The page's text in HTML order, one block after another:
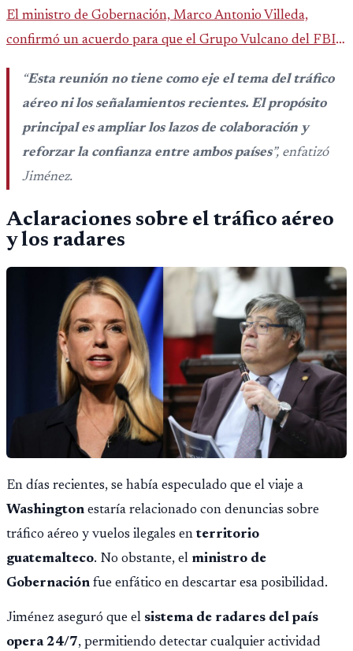
El ministro de Gobernación, Marco Antonio Villeda,
confirmó un acuerdo para que el Grupo Vulcano del FBI
opere en Guatemala a partir de julio, tras un intento
fallido con la administración anterior del Ministerio
“Esta reunión no tiene como eje el tema del tráfico
aéreo ni los señalamientos recientes. El propósito
principal es ampliar los lazos de colaboración y
reforzar la confianza entre ambos países”, enfatizó
Jiménez.
Aclaraciones sobre el tráfico aéreo
y los radares
En días recientes, se había especulado que el viaje a
Washington estaría relacionado con denuncias sobre
tráfico aéreo y vuelos ilegales enterritorio
guatemalteco. No obstante, el ministro de
Gobernación fue enfático en descartar esa posibilidad.
Jiménez aseguró que el sistema de radares del país
opera 24/7, permitiendo detectar cualquier actividad